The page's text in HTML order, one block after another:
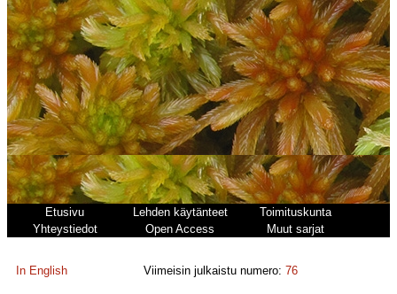
Etusivu Lehden käytänteet
Toimituskunta
Yhteystiedot
Open Access Muut sarjat
In English Viimeisin julkaistu numero:76